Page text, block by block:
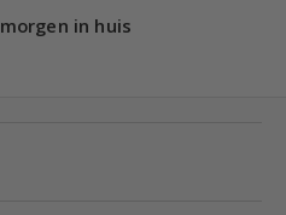
morgen in huis